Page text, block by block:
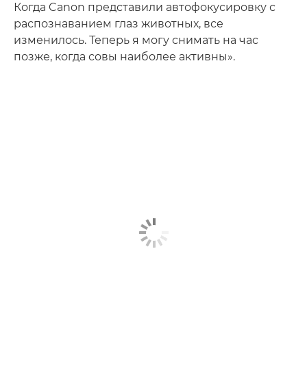
Когда Canon представили автофокусировку с
распознаванием глаз животных, все
изменилось. Теперь я могу снимать на час
позже, когда совы наиболее активны».